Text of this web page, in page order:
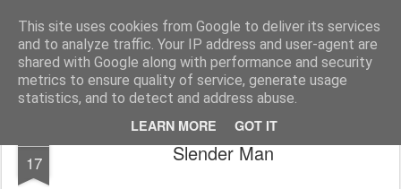
This site uses cookies from Google to deliver its services
and to analyze traffic. Your IP address and user-agent are
shared with Google along with performance and security
metrics to ensure quality of service, generate usage
statistics, and to detect and address abuse.
LEARN MORE GOT IT
MyKinoTrailer
Pages
17 Slender Man